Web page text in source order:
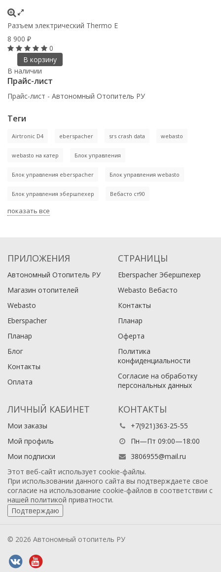
Разъем электрический Thermo E
8 900 ₽
0
В корзину
В наличии
Прайс-лист
Прайс-лист - Автономный Отопитель РУ
Теги
Airtronic D4 eberspacher srs crash data webasto
webasto на катер Блок управления
Блок управления eberspacher Блок управления webasto
Блок управления эбершпехер Вебасто ст90
показать все
ПРИЛОЖЕНИЯ
Автономный Отопитель РУ
Магазин отопителей
Webasto
Eberspacher
Планар
Блог
Контакты
Оплата
СТРАНИЦЫ
Eberspacher Эбершпехер
Webasto Вебасто
Контакты
Планар
Оферта
Политика
конфиденциальности
Согласие на обработку
персональных данных
ЛИЧНЫЙ КАБИНЕТ
Мои заказы
Мой профиль
Мои подписки
КОНТАКТЫ
+7(921)363-25-55
Пн—Пт 09:00—18:00
3806955@mail.ru
Этот веб-сайт использует cookie-файлы.
При использовании данного сайта вы подтверждаете свое
согласие на использование cookie-файлов в соответствии с
нашей политикой приватности.
Подтверждаю
© 2026 Автономный отопитель РУ